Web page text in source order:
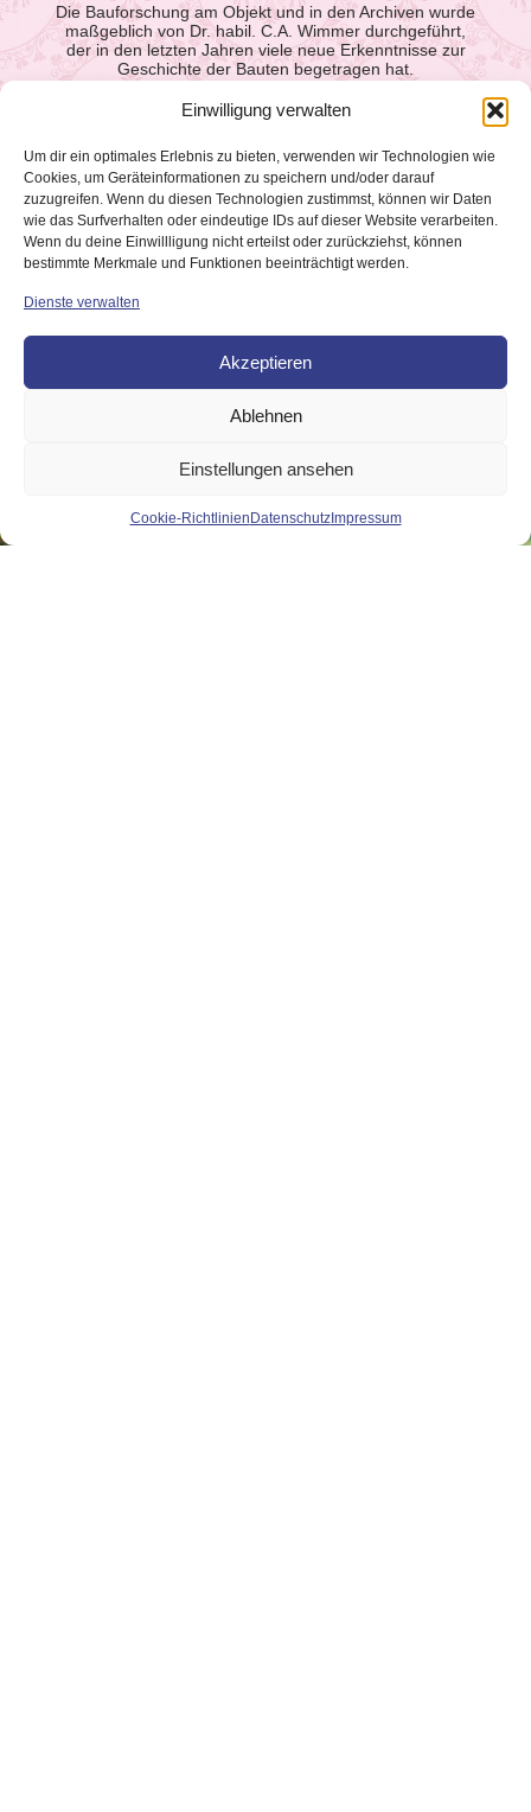
Einwilligung verwalten
Um dir ein optimales Erlebnis zu bieten, verwenden wir Technologien wie
Cookies, um Geräteinformationen zu speichern und/oder darauf
zuzugreifen. Wenn du diesen Technologien zustimmst, können wir Daten
wie das Surfverhalten oder eindeutige IDs auf dieser Website verarbeiten.
Wenn du deine Einwillligung nicht erteilst oder zurückziehst, können
bestimmte Merkmale und Funktionen beeinträchtigt werden.
Dienste verwalten
Akzeptieren
Ablehnen
Einstellungen ansehen
Cookie-Richtlinien DatenschutzImpressum
Die Bauforschung am Objekt und in den Archiven wurde
maßgeblich von Dr. habil. C.A. Wimmer durchgeführt,
der in den letzten Jahren viele neue Erkenntnisse zur
Geschichte der Bauten begetragen hat.
Entdecken Sie das Haus
Die Weinberge
Zum Mathildenhof gehören circa 20 Hektar Weinberge,
Rheinhessische Weinlagen